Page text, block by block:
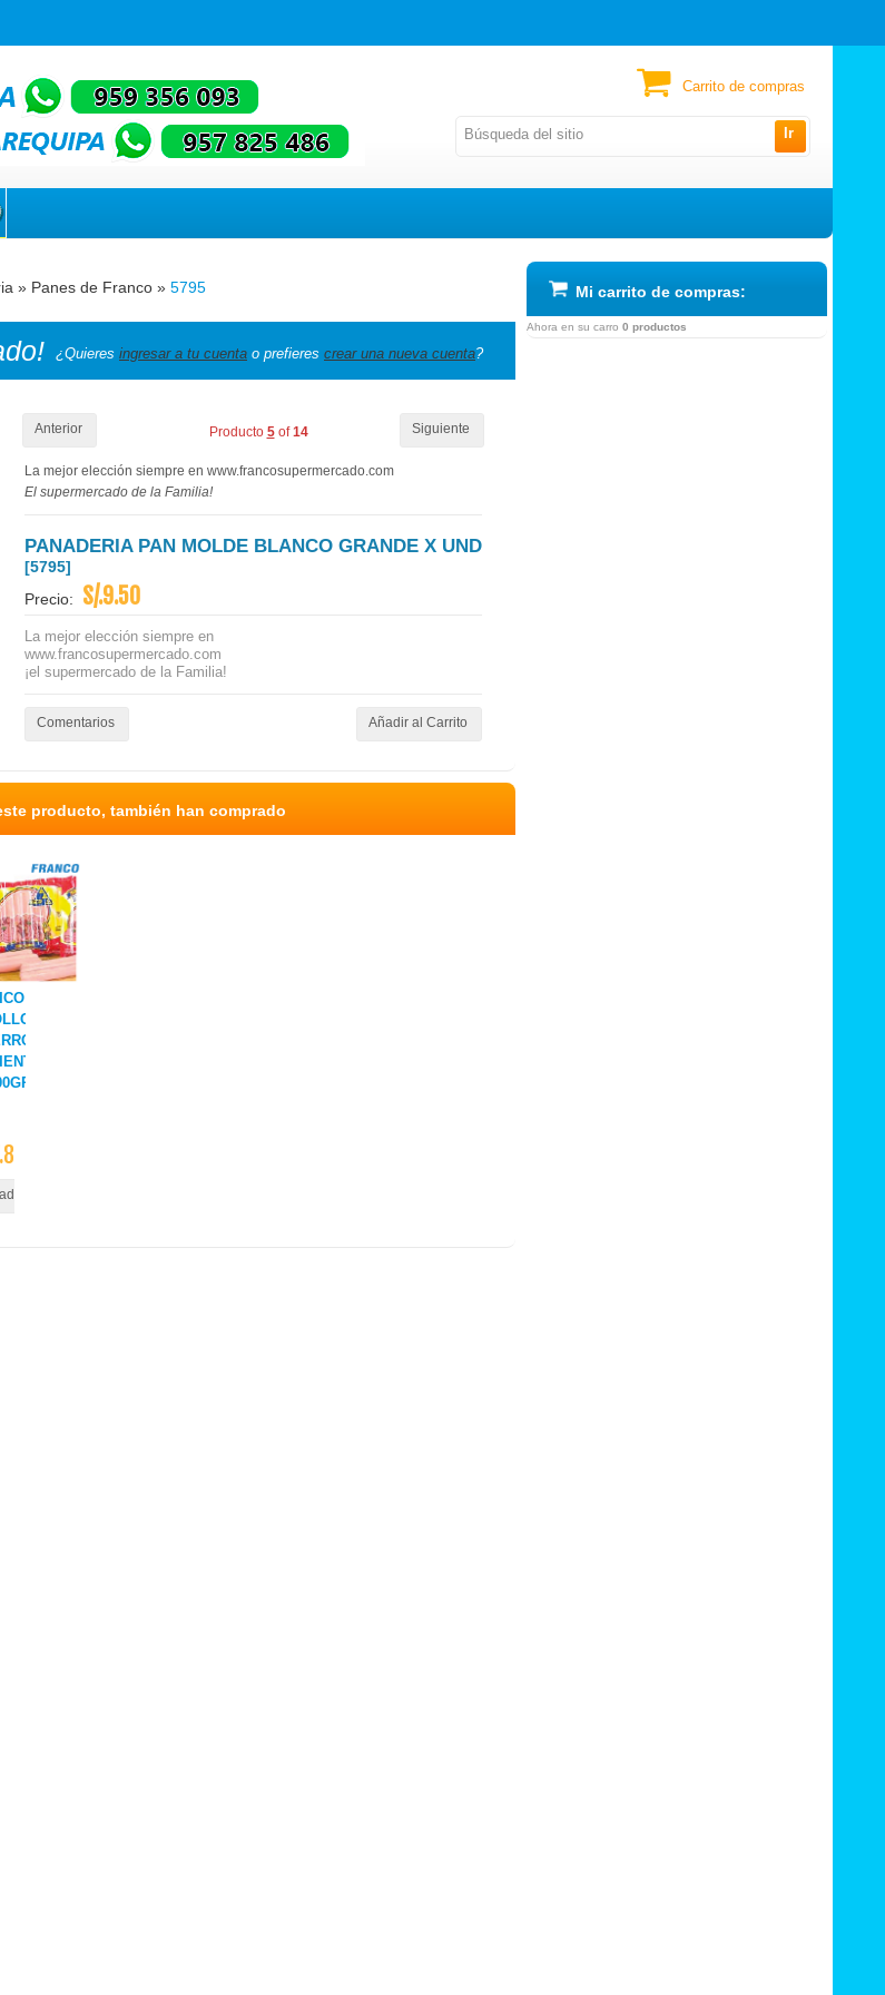
Ir
Carrito de compras
» Panes de Franco » 5795
¿Quieres ingresar a tu cuenta o prefieres crear una nueva cuenta?
Anterior Siguiente
Producto 5of14
La mejor elección siempre en www.francosupermercado.com
El supermercado de la Familia!
PANADERIA PAN MOLDE BLANCO GRANDE X UND
[5795]
Precio: S/.9.50
La mejor elección siempre en
www.francosupermercado.com
¡el supermercado de la Familia!
Comentarios Añadir al Carrito
producto, también han comprado
al Carrito
Mi carrito de compras:
Ahora en su carro 0 productos